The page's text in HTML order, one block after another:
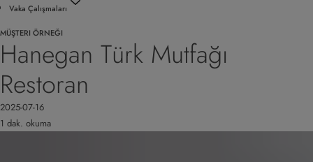
Vaka Çalışmaları
MÜŞTERI ÖRNEĞI
Hanegan Türk Mutfağı
Restoran
2025-07-16
1 dak. okuma